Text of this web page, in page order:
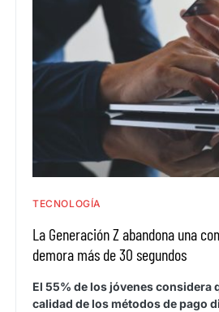
TECNOLOGÍA
La Generación Z abandona una
demora más de 30 segundos
El 55% de los jóvenes considera
calidad de los métodos de pago